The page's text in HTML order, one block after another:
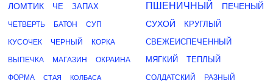
ЛОМТИК
ЧЕ ЗАПАХ
ЧЕТВЕРТЬ БАТОН СУП
КУСОЧЕК ЧЕРНЫЙ КОРКА
ВЫПЕЧКА МАГАЗИН ОКРАИНА
ФОРМА СТАЯ КОЛБАСА
ПШЕНИЧНЫЙ
ПЕЧЕНЫЙ
СУХОЙ
КРУГЛЫЙ
СВЕЖЕИСПЕЧЕННЫЙ
МЯГКИЙ
ТЕПЛЫЙ
СОЛДАТСКИЙ РАЗНЫЙ